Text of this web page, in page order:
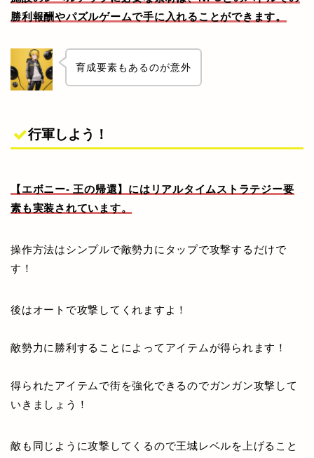
勝利報酬やパズルゲームで手に入れることができます。
育成要素もあるのが意外
行軍しよう！
【エボニー- 王の帰還】にはリアルタイムストラテジー要
素も実装されています。
操作方法はシンプルで敵勢力にタップで攻撃するだけで
す！
後はオートで攻撃してくれますよ！
敵勢力に勝利することによってアイテムが得られます！
得られたアイテムで街を強化できるのでガンガン攻撃して
いきましょう！
敵も同じように攻撃してくるので王城レベルを上げること